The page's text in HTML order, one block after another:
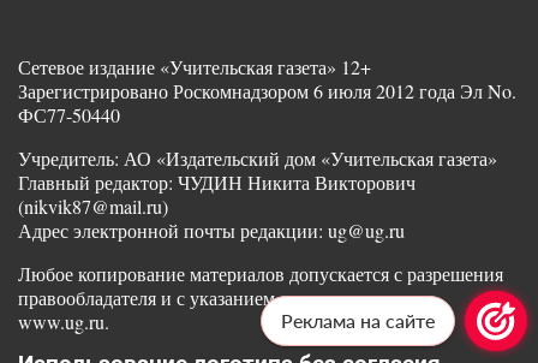
Сетевое издание «Учительская газета» 12+
Зарегистрировано Роскомнадзором 6 июля 2012 года Эл No.
ФС77-50440
Учредитель: АО «Издательский дом «Учительская газета»
Главный редактор: ЧУДИН Никита Викторович
(nikvik87@mail.ru)
Адрес электронной почты редакции: ug@ug.ru
Любое копирование материалов допускается с разрешения
правообладателя и с указанием ссылки на издание
www.ug.ru.
Реклама на сайте